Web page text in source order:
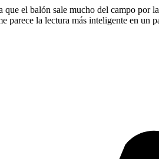
el balón sale mucho del campo
parece la lectura más inteligente en un